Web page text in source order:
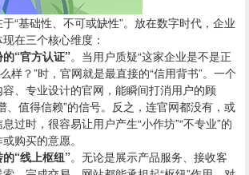
“基础性、不可或缺性”。放在数字时代，企业
在三个核心维度：
“官方认证”。当用户质疑“这家企业是不是正
样？”时，官网就是最直接的“信用背书”。一个
、专业设计的官网，能瞬间打消用户的顾
、值得信赖”的信号。反之，连官网都没有，或
过时，很容易让用户产生“小作坊”“不专业”的
购买的意愿。
“线上枢纽”。无论是展示产品服务、接收客